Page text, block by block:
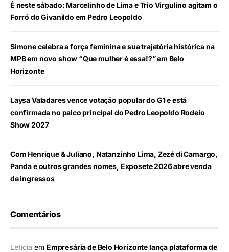
É neste sábado: Marcelinho de Lima e Trio Virgulino agitam o
Forró do Givanildo em Pedro Leopoldo
Simone celebra a força feminina e sua trajetória histórica na
MPB em novo show “Que mulher é essa!?” em Belo
Horizonte
Laysa Valadares vence votação popular do G1 e está
confirmada no palco principal do Pedro Leopoldo Rodeio
Show 2027
Com Henrique & Juliano, Natanzinho Lima, Zezé di Camargo,
Panda e outros grandes nomes, Exposete 2026 abre venda
de ingressos
Comentários
Leticia em Empresária de Belo Horizonte lança plataforma de